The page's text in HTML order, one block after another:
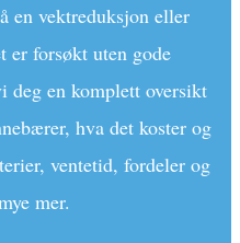
en vektreduksjon eller
er forsøkt uten gode
deg en komplett oversikt
hva det koster og
ventetid, fordeler og
mer.